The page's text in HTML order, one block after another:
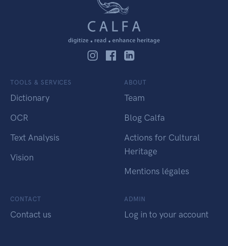
TOOLS & SERVICES
Dictionary
OCR
Text Analysis
Vision
ABOUT
Team
Blog Calfa
Actions for Cultural
Heritage
Mentions légales
CONTACT
Contact us
ADMIN
Log in to your account